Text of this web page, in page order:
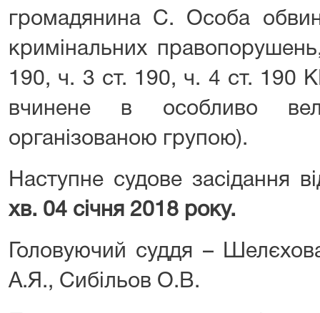
громадянина С. Особа
кримінальних
190, ч. 3 ст. 190, ч. 4 ст. 190
вчинене в особливо
організованою групою).
Наступне судове засідання
хв. 04 січня 2018 року.
Головуючий суддя –
А.Я., Сибільов О.В.